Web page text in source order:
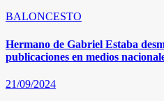
BALONCESTO
Hermano de Gabriel Estaba
publicaciones en medios
21/09/2024